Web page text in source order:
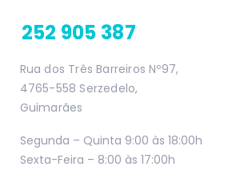
252 905 387
Rua dos Três Barreiros Nº97,
4765-558 Serzedelo,
Guimarães
Segunda – Quinta 9:00 às 18:00h
Sexta-Feira – 8:00 às 17:00h